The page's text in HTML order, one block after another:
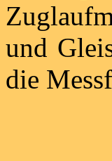
und
die